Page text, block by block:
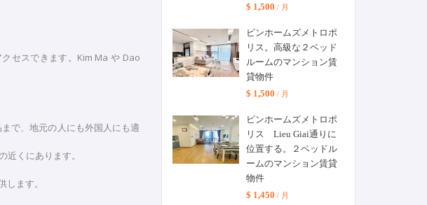
セスできます。Kim Ma や Dao
で、地元の人にも外国人にも適
近くにあります。
ます。
$ 1,500 / 月
ビンホームズメトロポ
リス。高級な２ベッド
ルームのマンション賃
貸物件
$ 1,500 / 月
ビンホームズメトロポ
リス Lieu Giai通りに
位置する。２ベッドル
ームのマンション賃貸
物件
$ 1,450 / 月